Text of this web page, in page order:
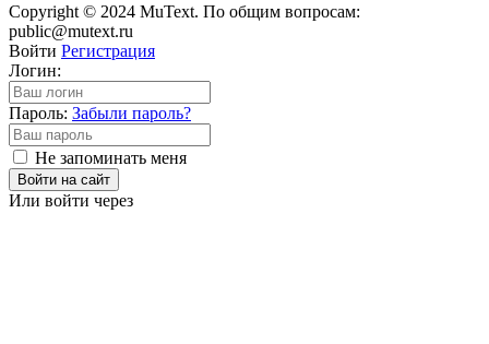
Copyright © 2024 MuText. По общим вопросам:
public@mutext.ru
Войти Регистрация
Логин:
Пароль: Забыли пароль?
Не запоминать меня
Войти на сайт
Или войти через